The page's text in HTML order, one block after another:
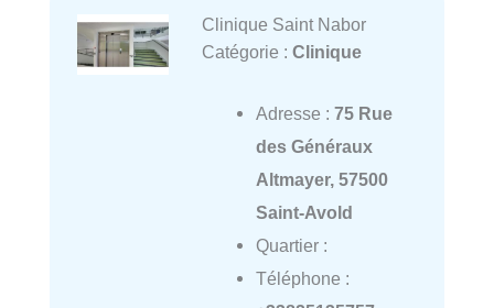
Clinique Saint Nabor
Catégorie : Clinique
Adresse : 75 Rue
des Généraux
Altmayer, 57500
Saint-Avold
Quartier :
Téléphone :